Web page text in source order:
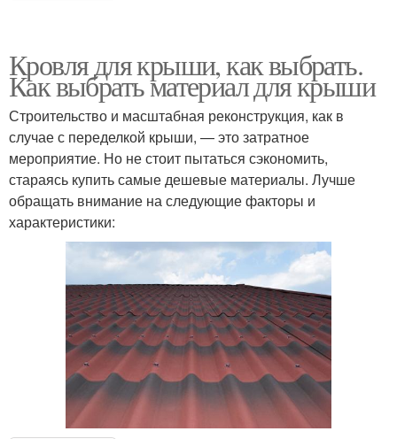
Кровля для крыши, как выбрать.
Как выбрать материал для крыши
Строительство и масштабная реконструкция, как в
случае с переделкой крыши, — это затратное
мероприятие. Но не стоит пытаться сэкономить,
стараясь купить самые дешевые материалы. Лучше
обращать внимание на следующие факторы и
характеристики: